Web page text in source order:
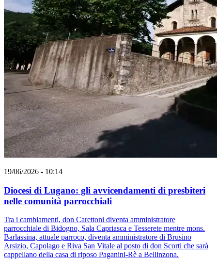
19/06/2026 - 10:14
Diocesi di Lugano: gli avvicendamenti di presbiteri
nelle comunità parrocchiali
Tra i cambiamenti, don Carettoni diventa amministratore
parrocchiale di Bidogno, Sala Capriasca e Tesserete mentre mons.
Barlassina, attuale parroco, diventa amministratore di Brusino
Arsizio, Capolago e Riva San Vitale al posto di don Scorti che sarà
cappellano della casa di riposo Paganini-Rè a Bellinzona.